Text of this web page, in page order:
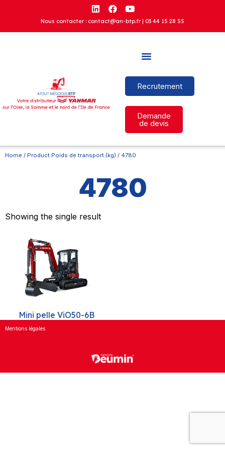
Nous contacter : contact@an-btp.fr | 03 44 15 28 55
Recrutement
Demande
de devis
Home / Product Poids de transport (kg) / 4780
4780
Showing the single result
Mini pelle ViO50-6B
Mentions légales